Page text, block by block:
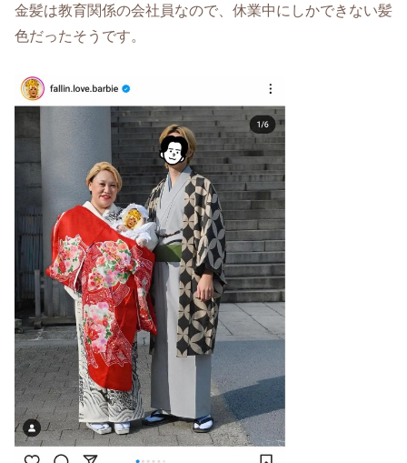
金髪は教育関係の会社員なので、休業中にしかできない髪
色だったそうです。